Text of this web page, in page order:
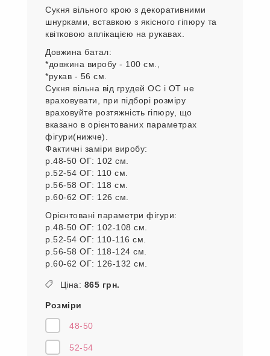
Сукня вільного крою з декоративними
шнурками, вставкою з якісного гіпюру та
квітковою аплікацією на рукавах.
Довжина батал:
*довжина виробу - 100 см.,
*рукав - 56 см.
Сукня вільна від грудей ОС і ОТ не
враховувати, при підборі розміру
враховуйте розтяжність гіпюру, що
вказано в орієнтованих параметрах
фігури(нижче).
Фактичні заміри виробу:
р.48-50 ОГ: 102 см.
р.52-54 ОГ: 110 см.
р.56-58 ОГ: 118 см.
р.60-62 ОГ: 126 см.
Орієнтовані параметри фігури:
р.48-50 ОГ: 102-108 см.
р.52-54 ОГ: 110-116 см.
р.56-58 ОГ: 118-124 см.
р.60-62 ОГ: 126-132 см.
Ціна: 865 грн.
Розміри
48-50
52-54